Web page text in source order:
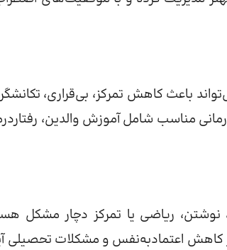
باعث کاهش تمرکز، بی‌قراری،
مناسب شامل آموزش والدین،
ریاضی یا تمرکز دچار مشکل
کاهش اعتمادبه‌نفس و مشکلات تحصیلی